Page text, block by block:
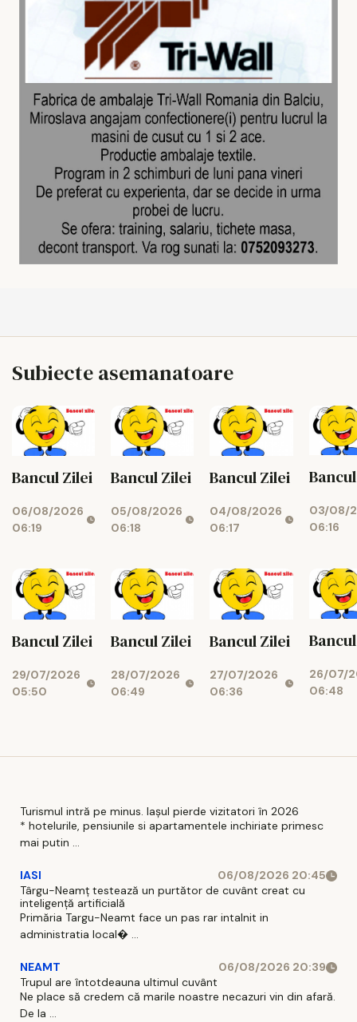
Subiecte asemanatoare
Bancul Zilei
06/08/2026
06:19
Bancul Zilei
05/08/2026
06:18
Bancul Zilei
04/08/2026
06:17
03/08/
06:16
Bancul Zilei
29/07/2026
05:50
Bancul Zilei
28/07/2026
06:49
Bancul Zilei
27/07/2026
06:36
26/07/
06:48
Turismul intră pe minus. Iașul pierde vizitatori în 2026
* hotelurile, pensiunile si apartamentele inchiriate primesc
mai putin ...
IASI
06/08/2026 20:45
Târgu-Neamț testează un purtător de cuvânt creat cu
inteligență artificială
Primăria Targu-Neamt face un pas rar intalnit in
administratia local� ...
NEAMT
06/08/2026 20:39
Trupul are întotdeauna ultimul cuvânt
Ne place să credem că marile noastre necazuri vin din afară.
De la ...